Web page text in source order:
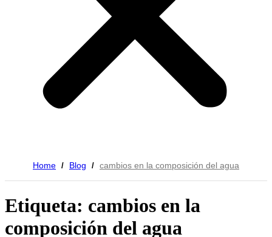
Home / Blog / cambios en la composición del agua
Etiqueta: cambios en la
composición del agua